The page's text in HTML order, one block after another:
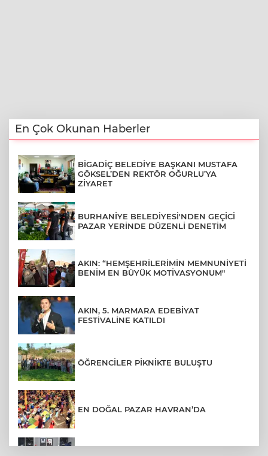
En Çok Okunan Haberler
BİGADİÇ BELEDİYE BAŞKANI MUSTAFA
GÖKSEL’DEN REKTÖR OĞURLU’YA
ZİYARET
BURHANİYE BELEDİYESİ'NDEN GEÇİCİ
PAZAR YERİNDE DÜZENLİ DENETİM
AKIN: “HEMŞEHRİLERİMİN MEMNUNİYETİ
BENİM EN BÜYÜK MOTİVASYONUM"
AKIN, 5. MARMARA EDEBİYAT
FESTİVALİNE KATILDI
ÖĞRENCİLER PİKNİKTE BULUŞTU
EN DOĞAL PAZAR HAVRAN’DA